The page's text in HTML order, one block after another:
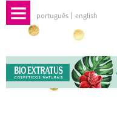
português english